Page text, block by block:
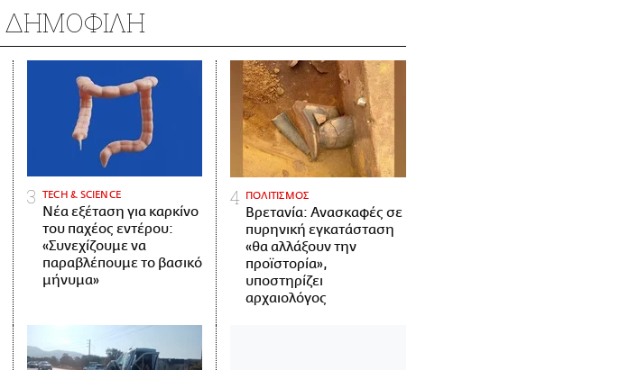
ΔΗΜΟΦΙΛΗ
ΤECH & SCIENCE
Νέα εξέταση για καρκίνο
του παχέος εντέρου:
«Συνεχίζουμε να
παραβλέπουμε το βασικό
μήνυμα»
ΠΟΛΙΤΙΣΜΟΣ
Βρετανία: Ανασκαφές σε
πυρηνική εγκατάσταση
«θα αλλάξουν την
προϊστορία»,
υποστηρίζει
αρχαιολόγος